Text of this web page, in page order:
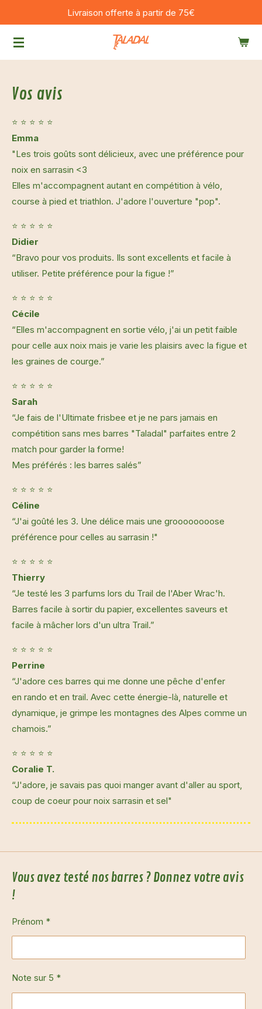
contenu
principal
Livraison offerte à partir de 75€
Vos avis
⭐ ⭐ ⭐ ⭐ ⭐
Emma
"Les trois goûts sont délicieux, avec une préférence pour
noix en sarrasin <3
Elles m'accompagnent autant en compétition à vélo,
course à pied et triathlon. J'adore l'ouverture "pop".
⭐ ⭐ ⭐ ⭐ ⭐
Didier
“Bravo pour vos produits. Ils sont excellents et facile à
utiliser. Petite préférence pour la figue !”
⭐ ⭐ ⭐ ⭐ ⭐
Cécile
“Elles m'accompagnent en sortie vélo, j'ai un petit faible
pour celle aux noix mais je varie les plaisirs avec la figue et
les graines de courge.”
⭐ ⭐ ⭐ ⭐ ⭐
Sarah
“Je fais de l'Ultimate frisbee et je ne pars jamais en
compétition sans mes barres "Taladal" parfaites entre 2
match pour garder la forme!
Mes préférés : les barres salés”
⭐ ⭐ ⭐ ⭐ ⭐
Céline
“J'ai goûté les 3. Une délice mais une groooooooose
préférence pour celles au sarrasin !"
⭐ ⭐ ⭐ ⭐ ⭐
Thierry
“Je testé les 3 parfums lors du Trail de l'Aber Wrac'h.
Barres facile à sortir du papier, excellentes saveurs et
facile à mâcher lors d'un ultra Trail.”
⭐ ⭐ ⭐ ⭐ ⭐
Perrine
“J'adore ces barres qui me donne une pêche d'enfer
en rando et en trail. Avec cette énergie-là, naturelle et
dynamique, je grimpe les montagnes des Alpes comme un
chamois.”
⭐ ⭐ ⭐ ⭐ ⭐
Coralie T.
“J'adore, je savais pas quoi manger avant d'aller au sport,
coup de coeur pour noix sarrasin et sel"
Vous avez testé nos barres ? Donnez votre avis
!
Prénom *
Note sur 5 *